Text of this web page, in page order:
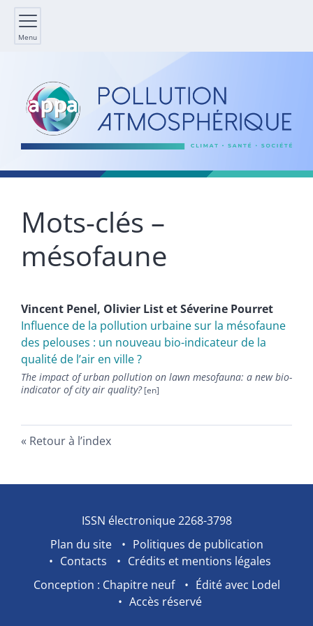
Menu
Mots-clés –
mésofaune
Vincent Penel, Olivier ListetSéverine Pourret
Influence de la pollution urbaine sur la mésofaune
des pelouses : un nouveau bio-indicateur de la
qualité de l’air en ville ?
The impact of urban pollution on lawn mesofauna: a new bio-
indicator of city air quality?
Retour à l’index
ISSN électronique 2268-3798
Plan du site
Politiques de publication
Contacts
Crédits et mentions légales
Conception : Chapitre neuf
Édité avec Lodel
Accès réservé